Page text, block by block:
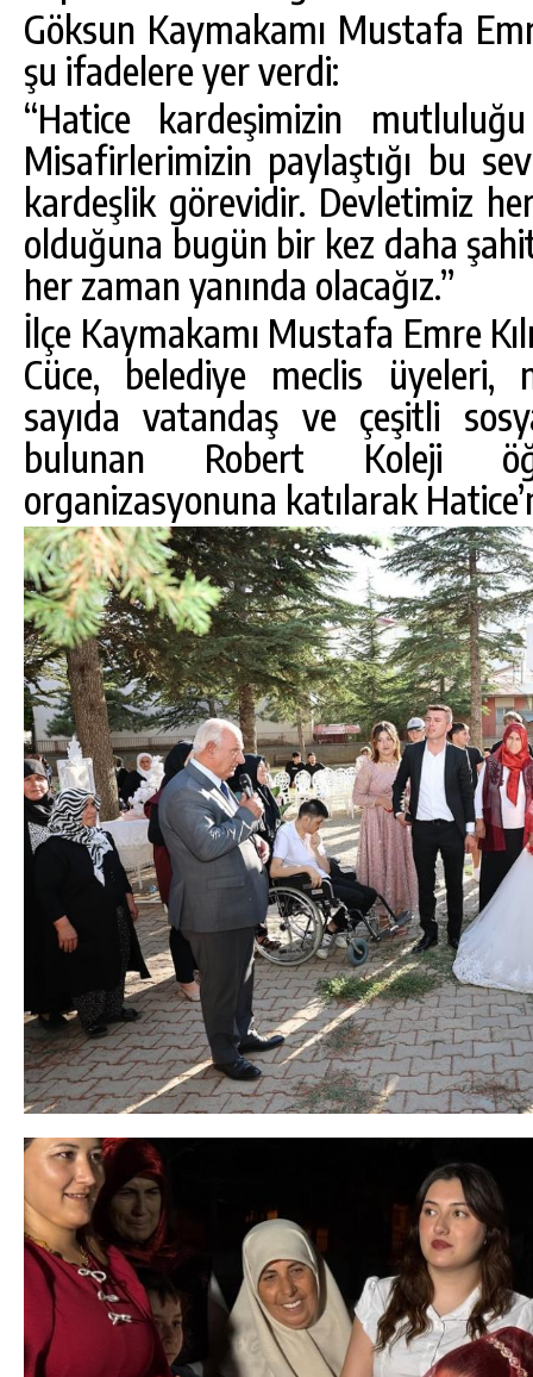
Göksun Kaymakamı Mustafa
şu ifadelere yer verdi:
“Hatice kardeşimizin
Misafirlerimizin paylaştığı bu
kardeşlik görevidir. Devletimiz her
olduğuna bugün bir kez daha
her zaman yanında olacağız.”
İlçe Kaymakamı Mustafa Emre
Cüce, belediye meclis üyeleri,
sayıda vatandaş ve çeşitli
bulunan Robert Koleji
organizasyonuna katılarak